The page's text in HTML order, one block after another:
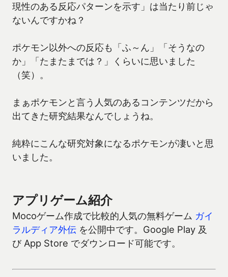
現性のある反応パターンを示す」は当たり前じゃ
ないんですかね？
ポケモン以外への反応も「ふ～ん」「そうなの
か」「たまたまでは？」くらいに思いました
（笑）。
まぁポケモンと言う人気のあるコンテンツだから
出てきた研究結果なんでしょうね。
純粋にこんな研究対象になるポケモンが凄いと思
いました。
アプリゲーム紹介
Mocoゲーム作成で比較的人気の無料ゲーム ガイ
ラルディア外伝 を公開中です。Google Play 及
び App Store でダウンロード可能です。